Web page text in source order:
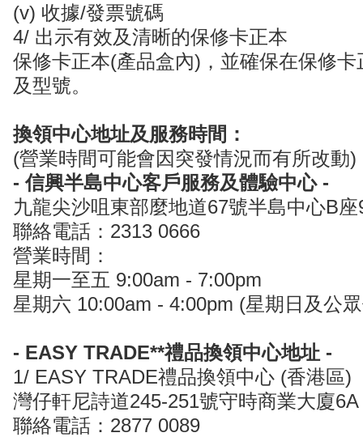
(v) 收據/發票號碼
4/ 出示有效及清晰的保修卡正本
保修卡正本(產品盒內)，並確保在保修
及型號。
換領中心地址及服務時間：
(營業時間可能會因突發情況而有所改動)
- 信興半島中心客戶服務及體驗中心 -
九龍尖沙咀東部麼地道67號半島中心B座
聯絡電話：2313 0666
營業時間：
星期一至五 9:00am - 7:00pm
星期六 10:00am - 4:00pm (星期日及公
- EASY TRADE**禮品換領中心地址 -
1/ EASY TRADE禮品換領中心 (香港區)
灣仔軒尼詩道245-251號守時商業大廈6A
聯絡電話：2877 0089